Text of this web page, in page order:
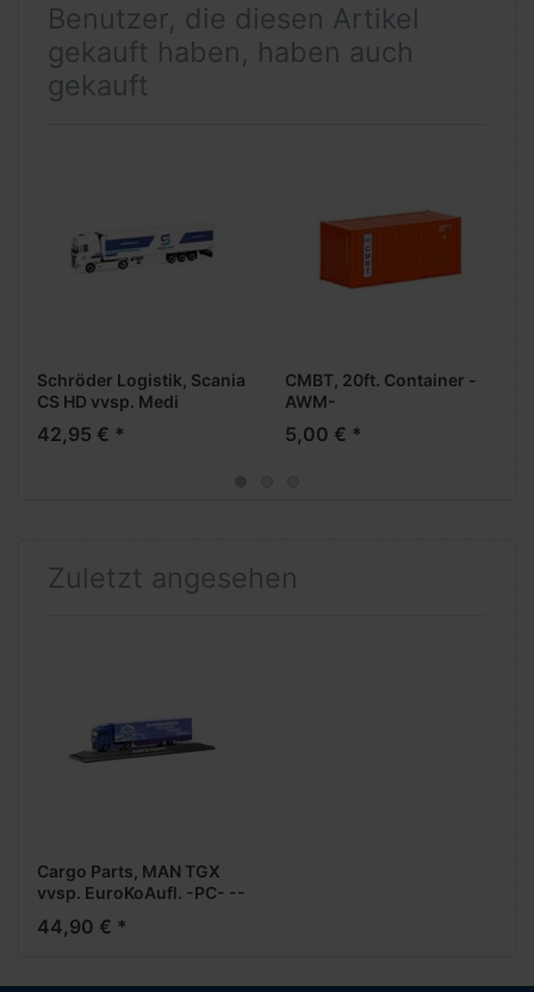
Benutzer, die diesen Artikel
gekauft haben, haben auch
gekauft
Schröder Logistik, Scania
CS HD vvsp. Medi
EuroKüKoAufl.
42,95 € *
CMBT, 20ft. Container -
AWM-
5,00 € *
Zuletzt angesehen
Cargo Parts, MAN TGX
vvsp. EuroKoAufl. -PC- --
44,90 € *